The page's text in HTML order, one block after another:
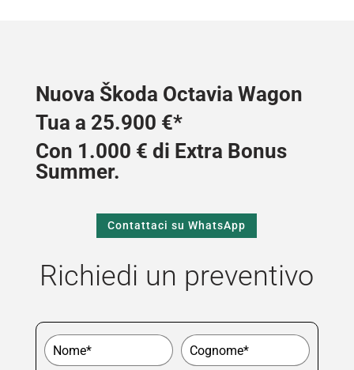
Nuova Škoda Octavia Wagon
Tua a 25.900 €*
Con 1.000 € di Extra Bonus
Summer.
Contattaci su WhatsApp
Richiedi un preventivo